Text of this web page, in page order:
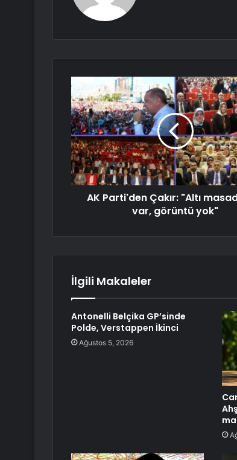
AK Parti'den Çakır: "Altı
var, görüntü yok"
İlgili Makaleler
Antonelli Belçika GP’sinde
Polde, Verstappen İkinci
Ağustos 5, 2026